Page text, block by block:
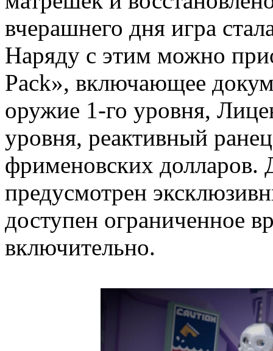
вчерашнего дня игра
Наряду с этим можно
Pack», включающее
оружие 1-го уровня,
уровня, реактивный
фрименовских долларов.
предусмотрен
доступен ограниченное
включительно.